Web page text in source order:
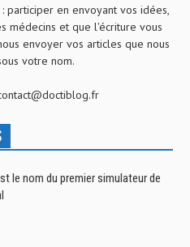
participer en envoyant vos idées,
médecins et que l'écriture vous
envoyer vos articles que nous
votre nom.
le nom du premier simulateur de